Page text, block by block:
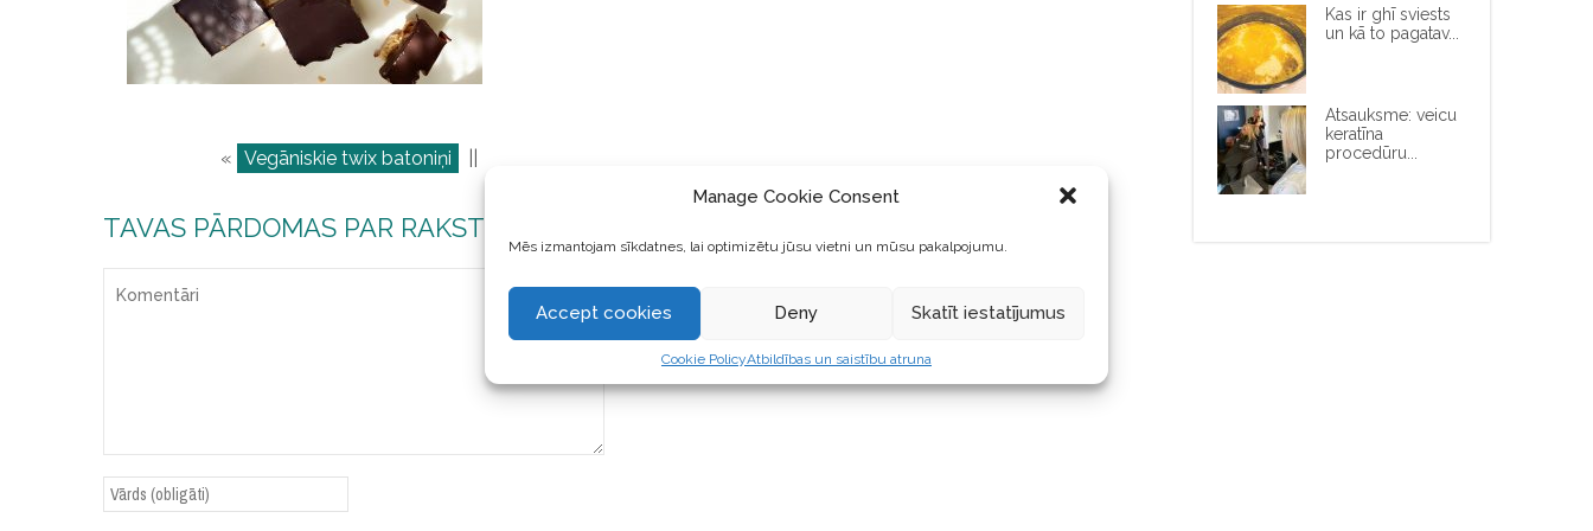
Manage Cookie Consent
Mēs izmantojam sīkdatnes, lai optimizētu jūsu vietni un mūsu pakalpojumu.
Accept cookies Deny Skatīt iestatījumus
Cookie PolicyAtbildības un saistību atruna
« Vegāniskie twix batoniņi
TAVAS PĀRDOMAS PAR RAKSTU
Kas ir ghī sviests
un kā to pagatav...
Atsauksme: veicu
keratīna
procedūru...